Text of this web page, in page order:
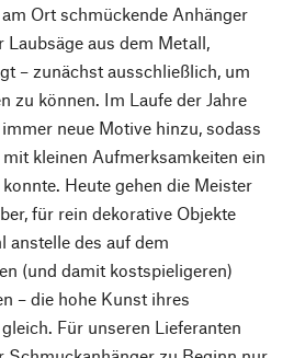
Ort schmückende Anhänger
Laubsäge aus dem Metall,
– zunächst ausschließlich, um
zu können. Im Laufe der Jahre
neue Motive hinzu, sodass
kleinen Aufmerksamkeiten ein
Heute gehen die Meister
für rein dekorative Objekte
anstelle des auf dem
(und damit kostspieligeren)
– die hohe Kunst ihres
Für unseren Lieferanten